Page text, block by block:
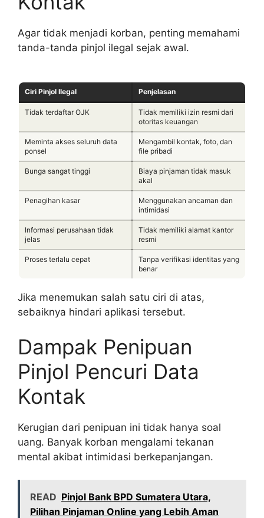
Agar tidak menjadi korban, penting memahami
tanda-tanda pinjol ilegal sejak awal.
Ciri Pinjol Ilegal Penjelasan
Tidak terdaftar OJK
Tidak memiliki izin resmi dari
otoritas keuangan
Meminta akses seluruh data
ponsel
Mengambil kontak, foto, dan
file pribadi
Bunga sangat tinggi
Biaya pinjaman tidak masuk
akal
Penagihan kasar
Menggunakan ancaman dan
intimidasi
Informasi perusahaan tidak
jelas
Tidak memiliki alamat kantor
resmi
Proses terlalu cepat
Tanpa verifikasi identitas yang
benar
Jika menemukan salah satu ciri di atas,
sebaiknya hindari aplikasi tersebut.
Dampak Penipuan
Pinjol Pencuri Data
Kontak
Kerugian dari penipuan ini tidak hanya soal
uang. Banyak korban mengalami tekanan
mental akibat intimidasi berkepanjangan.
READ Pinjol Bank BPD Sumatera Utara,
Pilihan Pinjaman Online yang Lebih Aman